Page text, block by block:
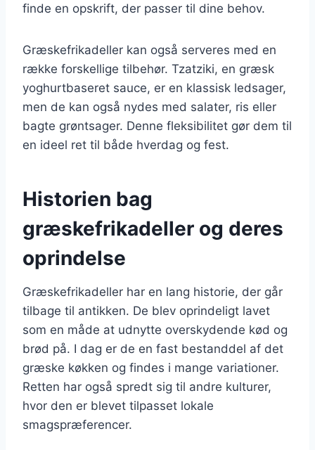
finde en opskrift, der passer til dine behov.
Græskefrikadeller kan også serveres med en
række forskellige tilbehør. Tzatziki, en græsk
yoghurtbaseret sauce, er en klassisk ledsager,
men de kan også nydes med salater, ris eller
bagte grøntsager. Denne fleksibilitet gør dem til
en ideel ret til både hverdag og fest.
Historien bag
græskefrikadeller og deres
oprindelse
Græskefrikadeller har en lang historie, der går
tilbage til antikken. De blev oprindeligt lavet
som en måde at udnytte overskydende kød og
brød på. I dag er de en fast bestanddel af det
græske køkken og findes i mange variationer.
Retten har også spredt sig til andre kulturer,
hvor den er blevet tilpasset lokale
smagspræferencer.